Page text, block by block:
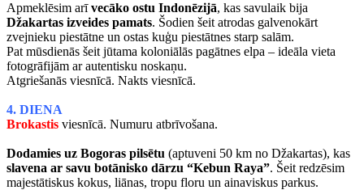
Apmeklēsim arīvecāko ostu Indonēzijā, kas savulaik bija
Džakartas izveides pamats. Šodien šeit atrodas galvenokārt
zvejnieku piestātne un ostas kuģu piestātnes starp salām.
Pat mūsdienās šeit jūtama koloniālās pagātnes elpa – ideāla vieta
fotogrāfijām ar autentisku noskaņu.
Atgriešanās viesnīcā. Nakts viesnīcā.
4. DIENA
Brokastis viesnīcā. Numuru atbrīvošana.
Dodamies uz Bogoras pilsētu (aptuveni 50 km no Džakartas), kas
slavena ar savu botānisko dārzu “Kebun Raya”. Šeit redzēsim
majestātiskus kokus, liānas, tropu floru un ainaviskus parkus.